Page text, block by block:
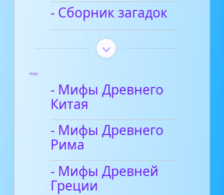
- Сборник загадок
Мифы
- Мифы Древнего
Китая
- Мифы Древнего
Рима
- Мифы Древней
Греции